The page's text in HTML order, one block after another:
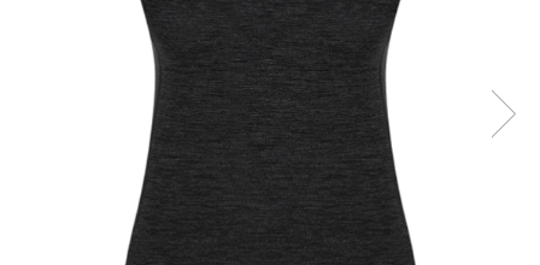
Lopeti de zapada / avalansa
Imbracaminte de corp